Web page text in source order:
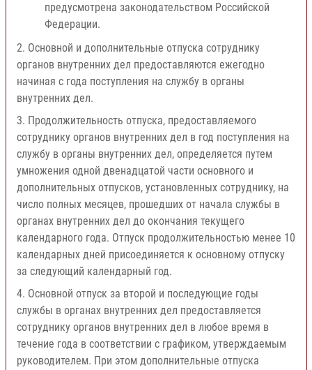
предусмотрена законодательством Российской
Федерации.
2. Основной и дополнительные отпуска сотруднику
органов внутренних дел предоставляются ежегодно
начиная с года поступления на службу в органы
внутренних дел.
3. Продолжительность отпуска, предоставляемого
сотруднику органов внутренних дел в год поступления на
службу в органы внутренних дел, определяется путем
умножения одной двенадцатой части основного и
дополнительных отпусков, установленных сотруднику, на
число полных месяцев, прошедших от начала службы в
органах внутренних дел до окончания текущего
календарного года. Отпуск продолжительностью менее 10
календарных дней присоединяется к основному отпуску
за следующий календарный год.
4. Основной отпуск за второй и последующие годы
службы в органах внутренних дел предоставляется
сотруднику органов внутренних дел в любое время в
течение года в соответствии с графиком, утверждаемым
руководителем. При этом дополнительные отпуска